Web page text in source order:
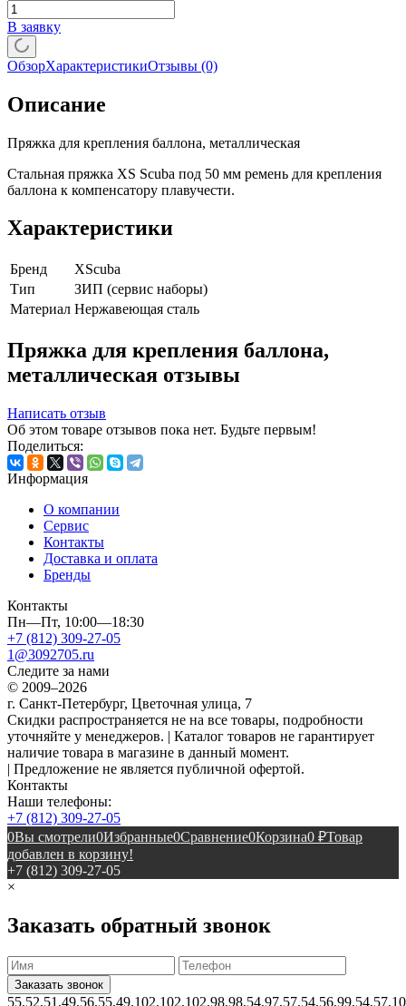
В заявку
ОбзорХарактеристикиОтзывы (0)
Описание
Пряжка для крепления баллона, металлическая
Стальная пряжка XS Scuba под 50 мм ремень для крепления
баллона к компенсатору плавучести.
Характеристики
Бренд
XScuba
Тип
ЗИП (сервис наборы)
Материал Нержавеющая сталь
Пряжка для крепления баллона,
металлическая отзывы
Написать отзыв
Об этом товаре отзывов пока нет. Будьте первым!
Поделиться:
Информация
О компании
Сервис
Контакты
Доставка и оплата
Бренды
Контакты
Пн—Пт, 10:00—18:30
+7 (812) 309-27-05
1@3092705.ru
Следите за нами
© 2009–2026
г. Санкт-Петербург, Цветочная улица, 7
Скидки распространяется не на все товары, подробности
уточняйте у менеджеров. | Каталог товаров не гарантирует
наличие товара в магазине в данный момент.
| Предложение не является публичной офертой.
Контакты
Наши телефоны:
+7 (812) 309-27-05
0Вы смотрели0Избранные0Сравнение0Корзина0 ₽Товар
добавлен в корзину!
+7 (812) 309-27-05
×
Заказать обратный звонок